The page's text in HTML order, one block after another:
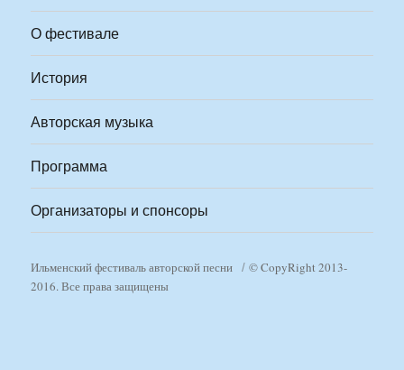
О фестивале
История
Авторская музыка
Программа
Организаторы и спонсоры
Ильменский фестиваль авторской песни
© CopyRight 2013-
2016. Все права защищены